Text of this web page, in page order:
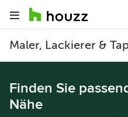
Maler, Lackierer &
Finden Sie
Nähe